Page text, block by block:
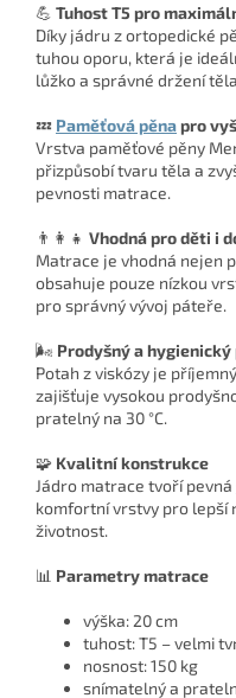
💪 Tuhost T5 pro
Díky jádru z ortopedické
tuhou oporu, která je
lůžko a správné držení
💤 Paměťová pěnapro
Vrstva paměťové pěny
přizpůsobí tvaru těla a
pevnosti matrace.
👨‍👩‍👧 Vhodná pro děti i
Matrace je vhodná nejen
obsahuje pouze nízkou
pro správný vývoj páteře.
🌬️ Prodyšný a hygienický
Potah z viskózy je
zajišťuje vysokou
pratelný na 30 °C.
🧩 Kvalitní konstrukce
Jádro matrace tvoří pevná
komfortní vrstvy pro lepší
životnost.
📊 Parametry matrace
výška: 20 cm
tuhost: T5 – velmi
nosnost: 150 kg
snímatelný a